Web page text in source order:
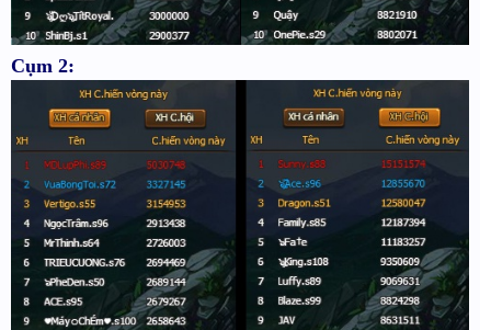
Cụm 2: